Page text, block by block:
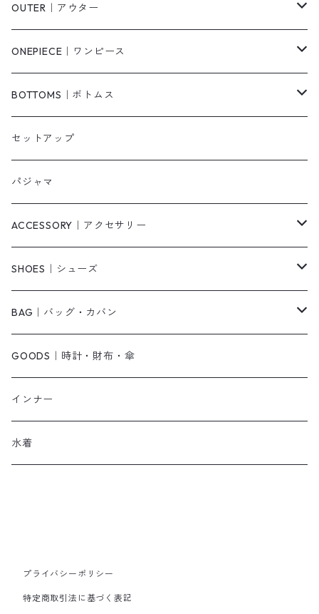
Tシャツ/カットソー
シャツ/ブラウス
ベスト/チョッキ
タンクトップ/キャミソール
スウェット/パーカー
ニット/セーター
ベアトップ・チューブトップ
その他
OUTER｜アウター
ジャケット/ブルゾン
コート
カーディガン
ダウンコート
その他
ONEPIECE｜ワンピース
柄
無地
ニットワンピース
ロングワンピース
シャツワンピース
キャミワンピース
オールインワン・サロペット
ジャンパースカート
その他
BOTTOMS｜ボトムス
パンツ・デニム
ショートパンツ
スカート
その他
セットアップ
パジャマ
ACCESSORY｜アクセサリー
ピアス・リング
ネックレス
ベルト
ブレスレット
帽子
ストール・マフラー
SHOES｜シューズ
パンプス
サンダル
ショートブーツ・ブーティ
ロングブーツ
その他
BAG｜バッグ・カバン
ショルダーバッグ
ハンドバッグ
リュック
その他
GOODS｜時計・財布・傘
インナー
水着
プライバシーポリシー
特定商取引法に基づく表記